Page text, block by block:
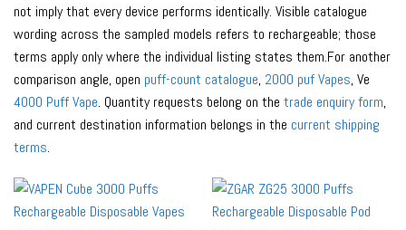
not imply that every device performs identically. Visible catalogue
wording across the sampled models refers to rechargeable; those
terms apply only where the individual listing states them.For another
comparison angle, open puff-count catalogue, 2000 puf Vapes, Ve
4000 Puff Vape. Quantity requests belong on the trade enquiry form,
and current destination information belongs in the current shipping
terms.